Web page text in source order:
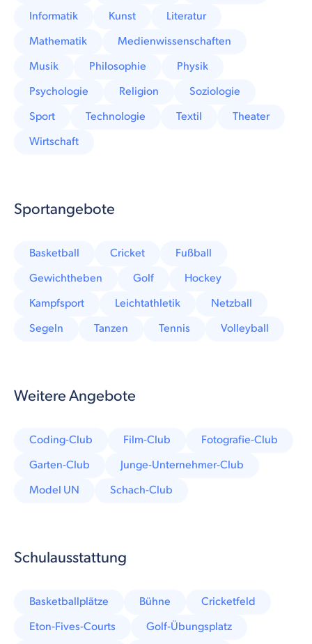
Informatik
Kunst
Literatur
Mathematik
Medienwissenschaften
Musik
Philosophie
Physik
Psychologie
Religion
Soziologie
Sport
Technologie Textil
Theater
Wirtschaft
Sportangebote
Basketball Cricket
Fußball
Gewichtheben
Golf
Hockey
Kampfsport
Leichtathletik
Netzball
Segeln
Tanzen Tennis Volleyball
Weitere Angebote
Coding-Club Film-Club
Fotografie-Club
Garten-Club
Junge-Unternehmer-Club
Model UN
Schach-Club
Schulausstattung
Basketballplätze Bühne
Cricketfeld
Eton-Fives-Courts
Golf-Übungsplatz